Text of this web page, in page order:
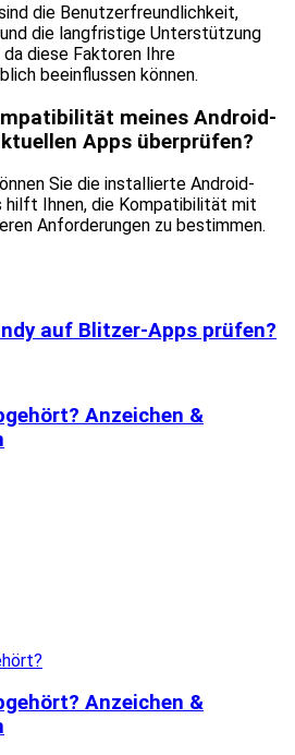
die Benutzerfreundlichkeit,
die langfristige Unterstützung
diese Faktoren Ihre
beeinflussen können.
meines Android-
Apps überprüfen?
Sie die installierte Android-
hilft Ihnen, die Kompatibilität mit
Anforderungen zu bestimmen.
auf Blitzer-Apps prüfen?
Anzeichen &
Anzeichen &